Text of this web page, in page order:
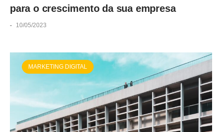
para o crescimento da sua empresa
- 10/05/2023
MARKETING DIGITAL